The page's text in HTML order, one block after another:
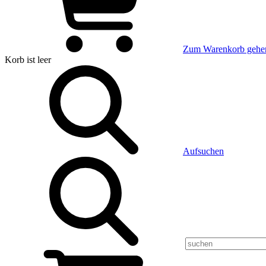
Zum Warenkorb
Korb ist leer
Aufsuchen